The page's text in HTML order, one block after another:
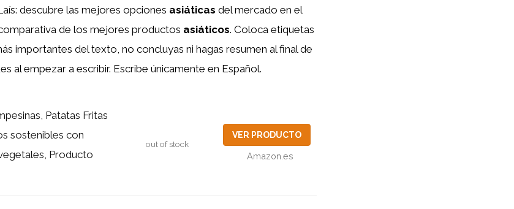
descubre las mejores opciones asiáticas del mercado en el
de los mejores productos asiáticos. Coloca etiquetas
importantes del texto, no concluyas ni hagas resumen al final de
al empezar a escribir. Escribe únicamente en Español.
Patatas Fritas
sostenibles con
Producto
out of stock
VER PRODUCTO
Amazon.es